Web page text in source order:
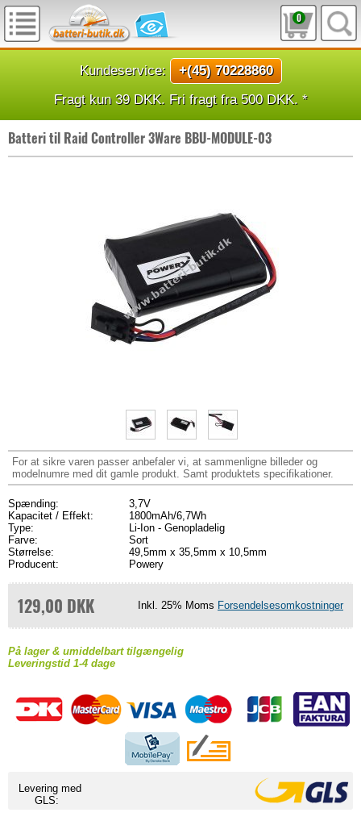
0
Kundeservice:
+(45) 70228860
Fragt kun 39 DKK. Fri fragt fra 500 DKK. *
Batteri til Raid Controller 3Ware BBU-MODULE-03
For at sikre varen passer anbefaler vi, at sammenligne billeder og
modelnumre med dit gamle produkt. Samt produktets specifikationer.
Spænding:
3,7V
Kapacitet / Effekt:
1800mAh/6,7Wh
Type:
Li-Ion - Genopladelig
Farve:
Sort
Størrelse:
49,5mm x 35,5mm x 10,5mm
Producent:
Powery
129,00 DKK Inkl. 25% Moms Forsendelsesomkostninger
På lager & umiddelbart tilgængelig
Leveringstid 1-4 dage
Levering med
GLS: